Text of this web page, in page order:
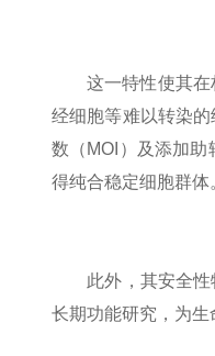
这一特性使其在构
经细胞等难以转染
数（MOI）及添加
得纯合稳定细胞群体
此外，其安全性特
长期功能研究，为